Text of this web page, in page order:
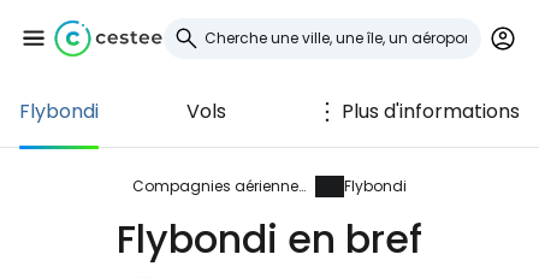
Flybondi Vols Plus d'informations
Compagnies aériennes Flybondi
Flybondi en bref
Se connecter à
Cestee
... la communauté mondiale des voyageurs